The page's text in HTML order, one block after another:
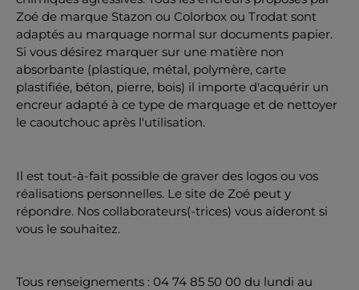
Zoé de marque Stazon ou Colorbox ou Trodat sont
adaptés au marquage normal sur documents papier.
Si vous désirez marquer sur une matière non
absorbante (plastique, métal, polymère, carte
plastifiée, béton, pierre, bois) il importe d'acquérir un
encreur adapté à ce type de marquage et de nettoyer
le caoutchouc après l'utilisation.
Il est tout-à-fait possible de graver des logos ou vos
réalisations personnelles. Le site de Zoé peut y
répondre. Nos collaborateurs(-trices) vous aideront si
vous le souhaitez.
Tous renseignements : 04 74 85 50 00 du lundi au